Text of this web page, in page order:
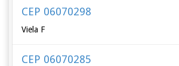
CEP 06070298
Viela F
CEP 06070285